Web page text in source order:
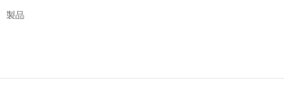
製品